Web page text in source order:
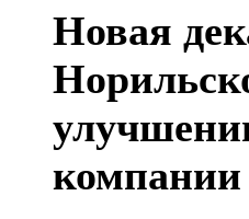
Новая
компании